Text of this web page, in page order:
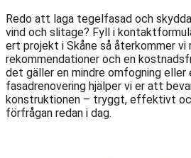
Redo att laga tegelfasad och
vind och slitage? Fyll i
ert projekt i Skåne så återkommer vi
rekommendationer och en
det gäller en mindre omfogning
fasadrenovering hjälper vi er att
konstruktionen – tryggt, effektivt
förfrågan redan i dag.